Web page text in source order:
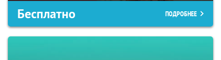
Бесплатно ПОДРОБНЕЕ